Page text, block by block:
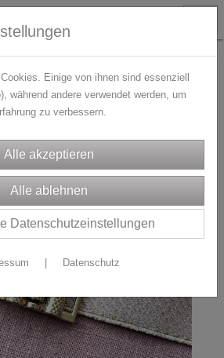
- Verschlüsse
Einige von ihnen sind essenziell
während andere verwendet werden, um
zu verbessern.
Datenschutzeinstellungen
Datenschutz